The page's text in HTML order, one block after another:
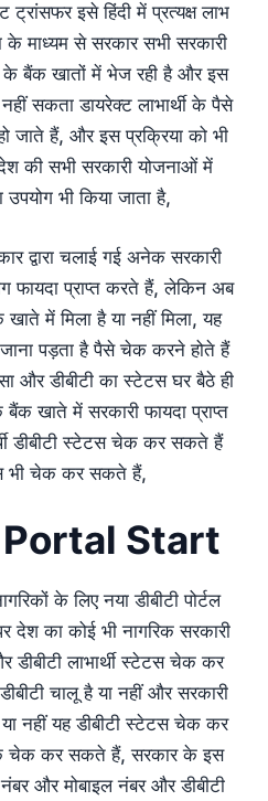
ट्रांसफर इसे हिंदी में प्रत्यक्ष लाभ
माध्यम से सरकार सभी सरकारी
के बैंक खातों में भेज रही है और इस
सकता डायरेक्ट लाभार्थी के पैसे
हैं, और इस प्रक्रिया को भी
की सभी सरकारी योजनाओं में
उपयोग भी किया जाता है,
द्वारा चलाई गई अनेक सरकारी
फायदा प्राप्त करते हैं, लेकिन अब
में मिला है या नहीं मिला, यह
पड़ता है पैसे चेक करने होते हैं
और डीबीटी का स्टेटस घर बैठे ही
में सरकारी फायदा प्राप्त
डीबीटी स्टेटस चेक कर सकते हैं
भी चेक कर सकते हैं,
Start
के लिए नया डीबीटी पोर्टल
देश का कोई भी नागरिक सरकारी
लाभार्थी स्टेटस चेक कर
चालू है या नहीं और सरकारी
या नहीं यह डीबीटी स्टेटस चेक कर
कर सकते हैं, सरकार के इस
और मोबाइल नंबर और डीबीटी